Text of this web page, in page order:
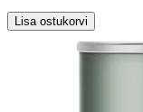
Lisa ostukorvi